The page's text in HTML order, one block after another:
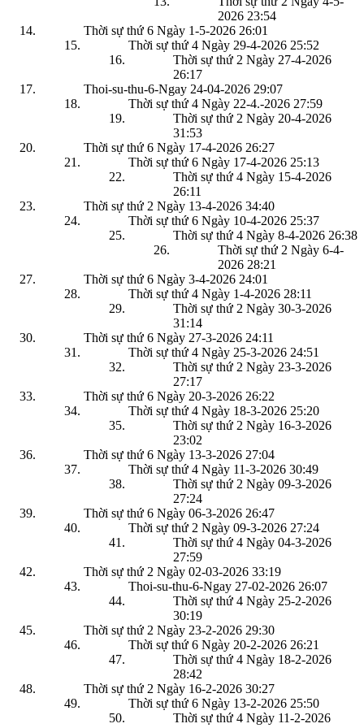
2026 23:54
Thời sự thứ 6 Ngày 1-5-2026 26:01
Thời sự thứ 4 Ngày 29-4-2026 25:52
Thời sự thứ 2 Ngày 27-4-2026
26:17
Thoi-su-thu-6-Ngay 24-04-2026 29:07
Thời sự thứ 4 Ngày 22-4.-2026 27:59
Thời sự thứ 2 Ngày 20-4-2026
31:53
Thời sự thứ 6 Ngày 17-4-2026 26:27
Thời sự thứ 6 Ngày 17-4-2026 25:13
Thời sự thứ 4 Ngày 15-4-2026
26:11
Thời sự thứ 2 Ngày 13-4-2026 34:40
Thời sự thứ 6 Ngày 10-4-2026 25:37
Thời sự thứ 4 Ngày 8-4-2026 26:38
Thời sự thứ 2 Ngày 6-4-
2026 28:21
Thời sự thứ 6 Ngày 3-4-2026 24:01
Thời sự thứ 4 Ngày 1-4-2026 28:11
Thời sự thứ 2 Ngày 30-3-2026
31:14
Thời sự thứ 6 Ngày 27-3-2026 24:11
Thời sự thứ 4 Ngày 25-3-2026 24:51
Thời sự thứ 2 Ngày 23-3-2026
27:17
Thời sự thứ 6 Ngày 20-3-2026 26:22
Thời sự thứ 4 Ngày 18-3-2026 25:20
Thời sự thứ 2 Ngày 16-3-2026
23:02
Thời sự thứ 6 Ngày 13-3-2026 27:04
Thời sự thứ 4 Ngày 11-3-2026 30:49
Thời sự thứ 2 Ngày 09-3-2026
27:24
Thời sự thứ 6 Ngày 06-3-2026 26:47
Thời sự thứ 2 Ngày 09-3-2026 27:24
Thời sự thứ 4 Ngày 04-3-2026
27:59
Thời sự thứ 2 Ngày 02-03-2026 33:19
Thoi-su-thu-6-Ngay 27-02-2026 26:07
Thời sự thứ 4 Ngày 25-2-2026
30:19
Thời sự thứ 2 Ngày 23-2-2026 29:30
Thời sự thứ 6 Ngày 20-2-2026 26:21
Thời sự thứ 4 Ngày 18-2-2026
28:42
Thời sự thứ 2 Ngày 16-2-2026 30:27
Thời sự thứ 6 Ngày 13-2-2026 25:50
Thời sự thứ 4 Ngày 11-2-2026